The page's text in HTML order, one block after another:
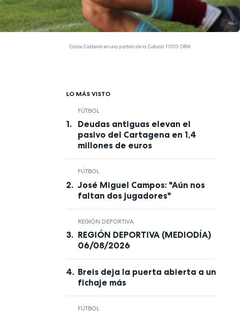
Carlos Calderón en una partido de la Cultural. FOTO: ORM
LO MÁS VISTO
FÚTBOL
Deudas antiguas elevan el
pasivo del Cartagena en 1,4
millones de euros
FÚTBOL
José Miguel Campos: "Aún nos
faltan dos jugadores"
REGIÓN DEPORTIVA
REGIÓN DEPORTIVA (MEDIODÍA)
06/08/2026
Breis deja la puerta abierta a un
fichaje más
FÚTBOL